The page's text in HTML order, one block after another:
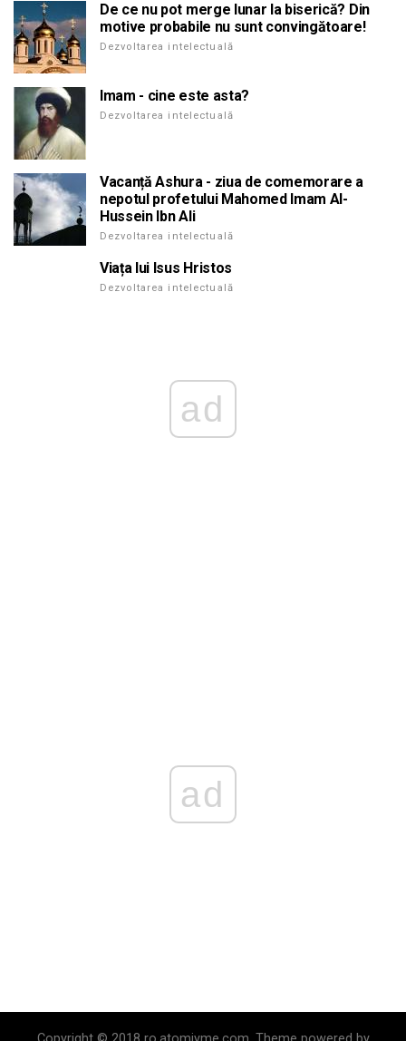
De ce nu pot merge lunar la biserică? Din
motive probabile nu sunt convingătoare!
Dezvoltarea intelectuală
Imam - cine este asta?
Dezvoltarea intelectuală
Vacanță Ashura - ziua de comemorare a
nepotul profetului Mahomed Imam Al-
Hussein Ibn Ali
Dezvoltarea intelectuală
Viața lui Isus Hristos
Dezvoltarea intelectuală
ad
ad